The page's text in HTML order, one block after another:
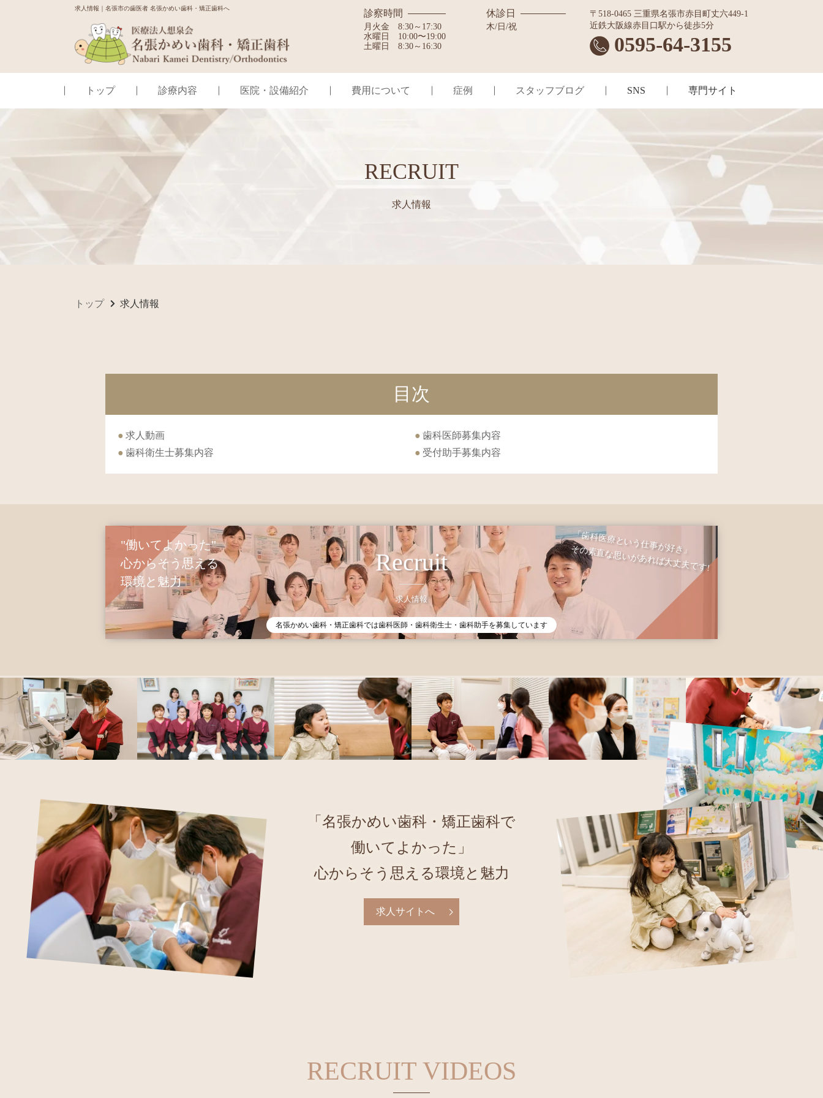
求人情報｜名張市の歯医者 名張かめい歯科・矯正歯科へ 診察時間
月火金
8:30～17:30
水曜日
10:00〜19:00
土曜日
8:30～16:30
休診日
木/日/祝
〒518-0465 三重県名張市赤目町丈六449-1
近鉄大阪線赤目口駅から徒歩5分
0595-64-3155
トップ 診療内容 医院・設備紹介 費用について 症例 スタッフブログ SNS 専門サイト
RECRUIT
求人情報
トップ 求人情報
目次
求人動画
歯科医師募集内容
歯科衛生士募集内容
受付助手募集内容
"働いてよかった"
心からそう思える
環境と魅力
Recruit
求人情報
名張かめい歯科・矯正歯科では歯科医師・歯科衛生士・歯科助手を募集しています
「歯科医療という仕事が好き」
その素直な思いがあれば大丈夫です!
「名張かめい歯科・矯正歯科で
働いてよかった」
心からそう思える環境と魅力
求人サイトへ
RECRUIT VIDEOS